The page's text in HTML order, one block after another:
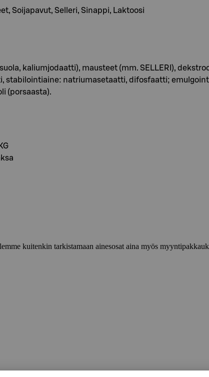
Soijapavut, Selleri, Sinappi, Laktoosi
kaliumjodaatti), mausteet (mm. SELLERI),
stabilointiaine: natriumasetaatti, difosfaatti;
(porsaasta).
kuitenkin tarkistamaan ainesosat aina myös